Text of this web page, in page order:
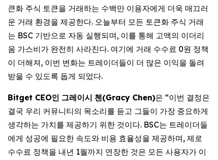
큰화 주식 토큰을 거래하는 수백만 이용자에게 더욱 매끄러
운 거래 환경을 제공한다. 오늘부터 모든 토큰화 주식 거래
는 BSC 기반으로 자동 실행되며, 이를 통해 고액의 이더리
움 가스비가 완전히 사라진다. 여기에 거래 수수료 0원 정책
이 더해져, 이번 변화는 트레이더들이 더 많은 이익을 돌려
받을 수 있도록 돕게 되었다.
Bitget CEO인 그레이시 첸(Gracy Chen)은 “이번 결정은
결국 우리 커뮤니티의 목소리를 듣고 그들이 가장 중요하게
생각하는 가치를 제공하기 위한 것이다. BSC는 트레이더들
에게 성공에 필요한 속도와 비용 효율성을 제공하며, 제로
수수료 정책을 내년 1월까지 연장한 것은 모든 사용자가 이